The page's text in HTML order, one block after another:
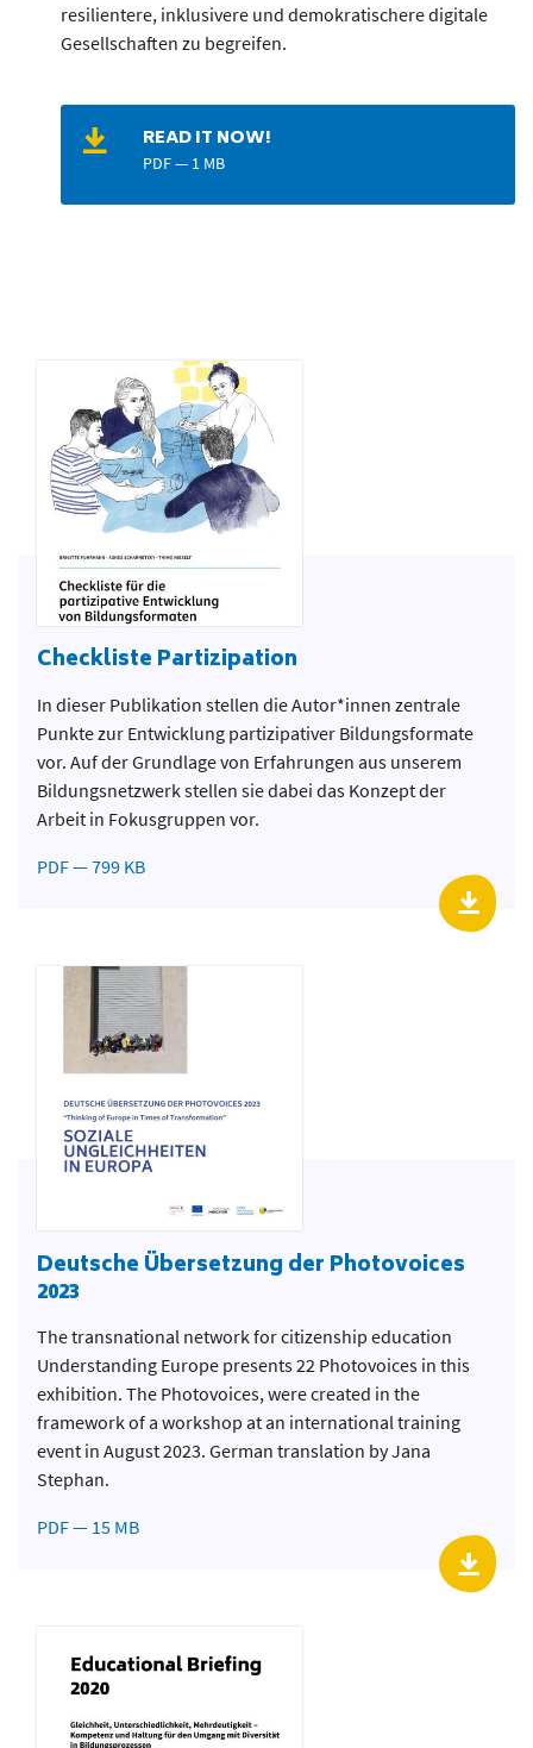
resilientere, inklusivere und demokratischere digitale
Gesellschaften zu begreifen.
READ IT NOW!
PDF — 1 MB
Checkliste Partizipation
In dieser Publikation stellen die Autor*innen zentrale
Punkte zur Entwicklung partizipativer Bildungsformate
vor. Auf der Grundlage von Erfahrungen aus unserem
Bildungsnetzwerk stellen sie dabei das Konzept der
Arbeit in Fokusgruppen vor.
PDF — 799 KB
Deutsche Übersetzung der Photovoices
2023
The transnational network for citizenship education
Understanding Europe presents 22 Photovoices in this
exhibition. The Photovoices, were created in the
framework of a workshop at an international training
event in August 2023. German translation by Jana
Stephan.
PDF — 15 MB